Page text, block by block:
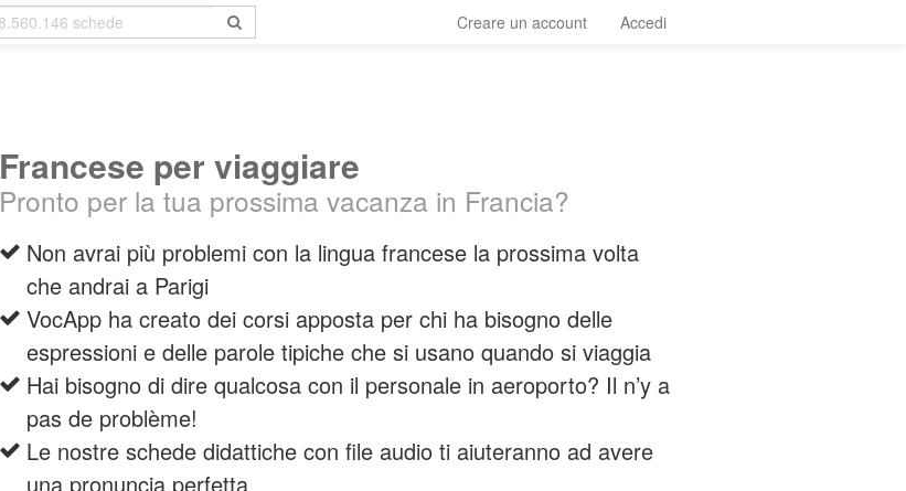
Creare un account Accedi
Francese per viaggiare
Pronto per la tua prossima vacanza in Francia?
Non avrai più problemi con la lingua francese la prossima volta
che andrai a Parigi
VocApp ha creato dei corsi apposta per chi ha bisogno delle
espressioni e delle parole tipiche che si usano quando si viaggia
Hai bisogno di dire qualcosa con il personale in aeroporto? Il n’y a
pas de problème!
Le nostre schede didattiche con file audio ti aiuteranno ad avere
una pronuncia perfetta